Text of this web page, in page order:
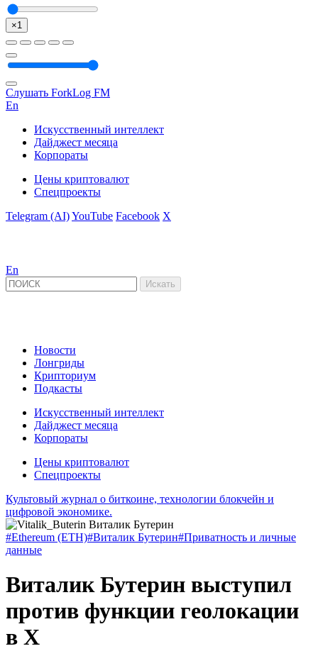
×1
Слушать ForkLog FM
En
Искусственный интеллект
Дайджест месяца
Корпораты
Цены криптовалют
Спецпроекты
Telegram (AI)YouTube Facebook X
En
Новости
Лонгриды
Крипториум
Подкасты
Искусственный интеллект
Дайджест месяца
Корпораты
Цены криптовалют
Спецпроекты
Культовый журнал о биткоине, технологии блокчейн и
цифровой экономике.
#Ethereum (ETH)#Виталик Бутерин#Приватность и личные
данные
Виталик Бутерин выступил
против функции геолокации
в X